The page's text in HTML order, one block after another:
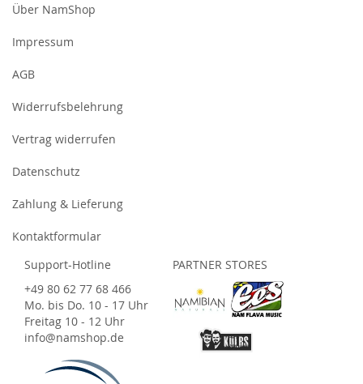
Über NamShop
Impressum
AGB
Widerrufsbelehrung
Vertrag widerrufen
Datenschutz
Zahlung & Lieferung
Kontaktformular
Support-Hotline
+49 80 62 77 68 466
Mo. bis Do. 10 - 17 Uhr
Freitag 10 - 12 Uhr
info@namshop.de
PARTNER STORES